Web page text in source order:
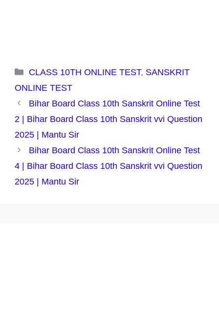
Categories
CLASS 10TH ONLINE TEST, SANSKRIT
ONLINE TEST
Bihar Board Class 10th Sanskrit Online Test
2 | Bihar Board Class 10th Sanskrit vvi Question
2025 | Mantu Sir
Bihar Board Class 10th Sanskrit Online Test
4 | Bihar Board Class 10th Sanskrit vvi Question
2025 | Mantu Sir